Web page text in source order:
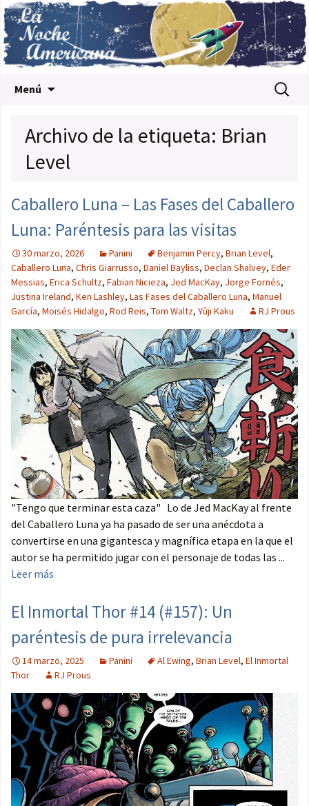
Menú Buscar:
Archivo de la etiqueta: Brian
Level
Caballero Luna – Las Fases del Caballero
Luna: Paréntesis para las visitas
30 marzo, 2026 Panini Benjamin Percy, Brian Level,
Caballero Luna, Chris Giarrusso, Daniel Bayliss, Declan Shalvey, Eder
Messias, Erica Schultz, Fabian Nicieza, Jed MacKay, Jorge Fornés,
Justina Ireland, Ken Lashley, Las Fases del Caballero Luna, Manuel
García, Moisés Hidalgo, Rod Reis, Tom Waltz, Yûji Kaku RJ Prous
"Tengo que terminar esta caza" Lo de Jed MacKay al frente
del Caballero Luna ya ha pasado de ser una anécdota a
convertirse en una gigantesca y magnífica etapa en la que el
autor se ha permitido jugar con el personaje de todas las ...
Leer más
El Inmortal Thor #14 (#157): Un
paréntesis de pura irrelevancia
14 marzo, 2025 Panini Al Ewing, Brian Level, El Inmortal
Thor
RJ Prous